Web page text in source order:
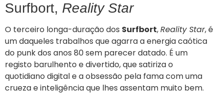
Surfbort, Reality Star
O terceiro longa-duração dos Surfbort,Reality Star, é
um daqueles trabalhos que agarra a energia caótica
do punk dos anos 80 sem parecer datado. É um
registo barulhento e divertido, que satiriza o
quotidiano digital e a obsessão pela fama com uma
crueza e inteligência que lhes assentam muito bem.